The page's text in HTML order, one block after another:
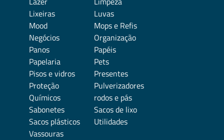
Lixeiras
Luvas
Mood
Mops e Refis
Negócios
Organização
Panos
Papéis
Papelaria
Pets
Pisos e vidros
Presentes
Proteção
Pulverizadores
Químicos
rodos e pás
Sabonetes
Sacos de lixo
Sacos plásticos
Utilidades
Vassouras